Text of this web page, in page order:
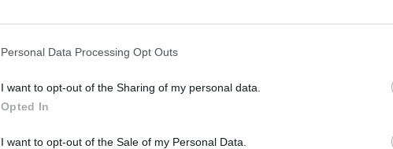
Personal Data Processing Opt Outs
I want to opt-out of the Sharing of my personal data.
Opted In
I want to opt-out of the Sale of my Personal Data.